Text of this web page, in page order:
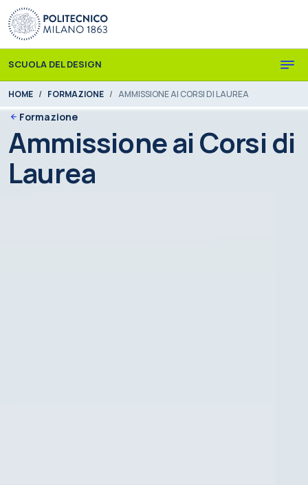
Skip to main content
Skip to page footer
SCUOLA DEL DESIGN
You are here:
HOME FORMAZIONE AMMISSIONE AI CORSI DI LAUREA
Formazione
Ammissione ai Corsi di
Laurea